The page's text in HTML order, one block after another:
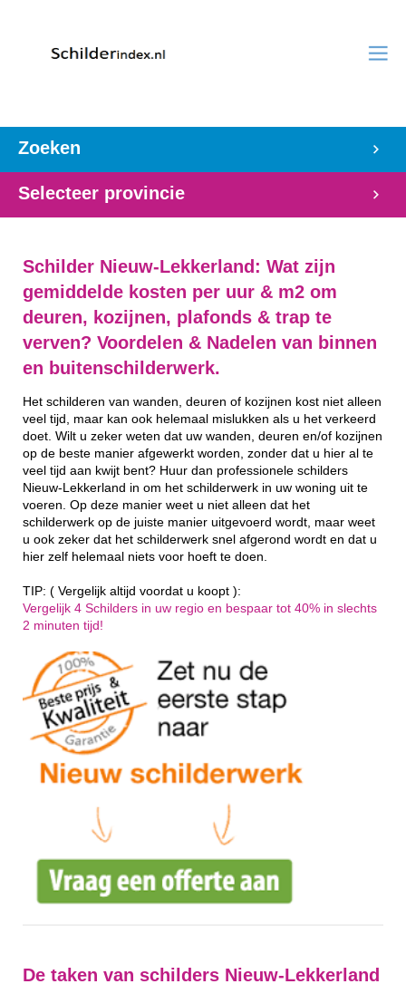
Zoeken
Selecteer provincie
Schilder Nieuw-Lekkerland: Wat zijn
gemiddelde kosten per uur & m2 om
deuren, kozijnen, plafonds & trap te
verven? Voordelen & Nadelen van binnen
en buitenschilderwerk.
Het schilderen van wanden, deuren of kozijnen kost niet alleen
veel tijd, maar kan ook helemaal mislukken als u het verkeerd
doet. Wilt u zeker weten dat uw wanden, deuren en/of kozijnen
op de beste manier afgewerkt worden, zonder dat u hier al te
veel tijd aan kwijt bent? Huur dan professionele schilders
Nieuw-Lekkerland in om het schilderwerk in uw woning uit te
voeren. Op deze manier weet u niet alleen dat het
schilderwerk op de juiste manier uitgevoerd wordt, maar weet
u ook zeker dat het schilderwerk snel afgerond wordt en dat u
hier zelf helemaal niets voor hoeft te doen.
TIP: ( Vergelijk altijd voordat u koopt ):
Vergelijk 4 Schilders in uw regio en bespaar tot 40% in slechts
2 minuten tijd!
De taken van schilders Nieuw-Lekkerland